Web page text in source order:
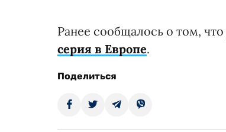
Ранее сообщалось о том, что
серия в Европе.
Поделиться